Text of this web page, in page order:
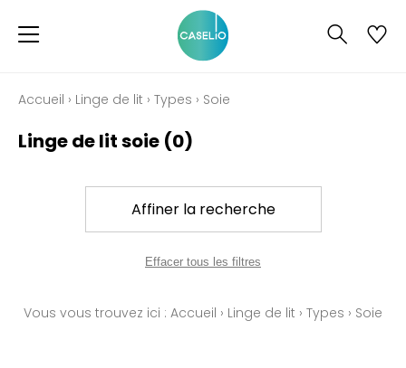
Accueil › Linge de lit › Types › Soie
Linge de lit soie (0)
Affiner la recherche
Effacer tous les filtres
Vous vous trouvez ici : Accueil › Linge de lit › Types › Soie